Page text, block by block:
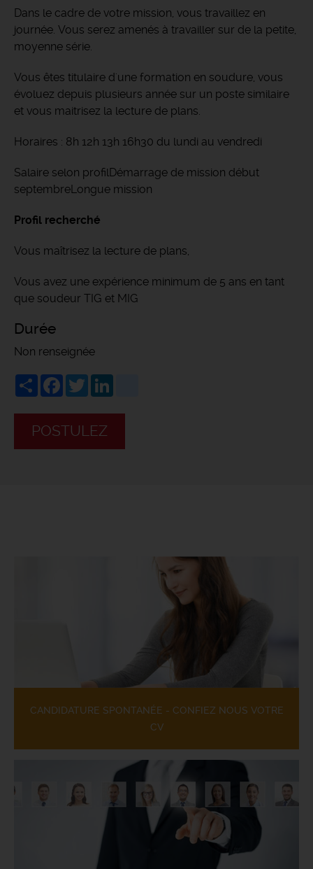
Dans le cadre de votre mission, vous travaillez en
journée. Vous serez amenés à travailler sur de la petite,
moyenne série.
Vous êtes titulaire d'une formation en soudure, vous
évoluez depuis plusieurs année sur un poste similaire
et vous maitrisez la lecture de plans.
Horaires : 8h 12h 13h 16h30 du lundi au vendredi
Salaire selon profilDémarrage de mission début
septembreLongue mission
Profil recherché
Vous maîtrisez la lecture de plans,
Vous avez une expérience minimum de 5 ans en tant
que soudeur TIG et MIG
Durée
Non renseignée
ShareFacebook
Twitter
POSTULEZ
CANDIDATURE SPONTANÉE - CONFIEZ NOUS VOTRE
CV